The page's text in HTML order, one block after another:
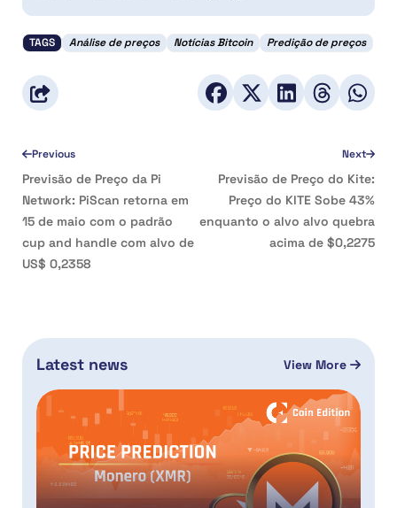
TAGS Análise de preços Notícias Bitcoin Predição de preços
Previous
Previsão de Preço da Pi
Network: PiScan retorna em
15 de maio com o padrão
cup and handle com alvo de
US$ 0,2358
Next
Previsão de Preço do Kite:
Preço do KITE Sobe 43%
enquanto o alvo alvo quebra
acima de $0,2275
Latest news View More